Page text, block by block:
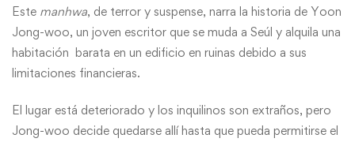
Este manhwa, de terror y suspense, narra la historia de Yoon
Jong-woo, un joven escritor que se muda a Seúl y alquila una
habitación barata en un edificio en ruinas debido a sus
limitaciones financieras.
El lugar está deteriorado y los inquilinos son extraños, pero
Jong-woo decide quedarse allí hasta que pueda permitirse el